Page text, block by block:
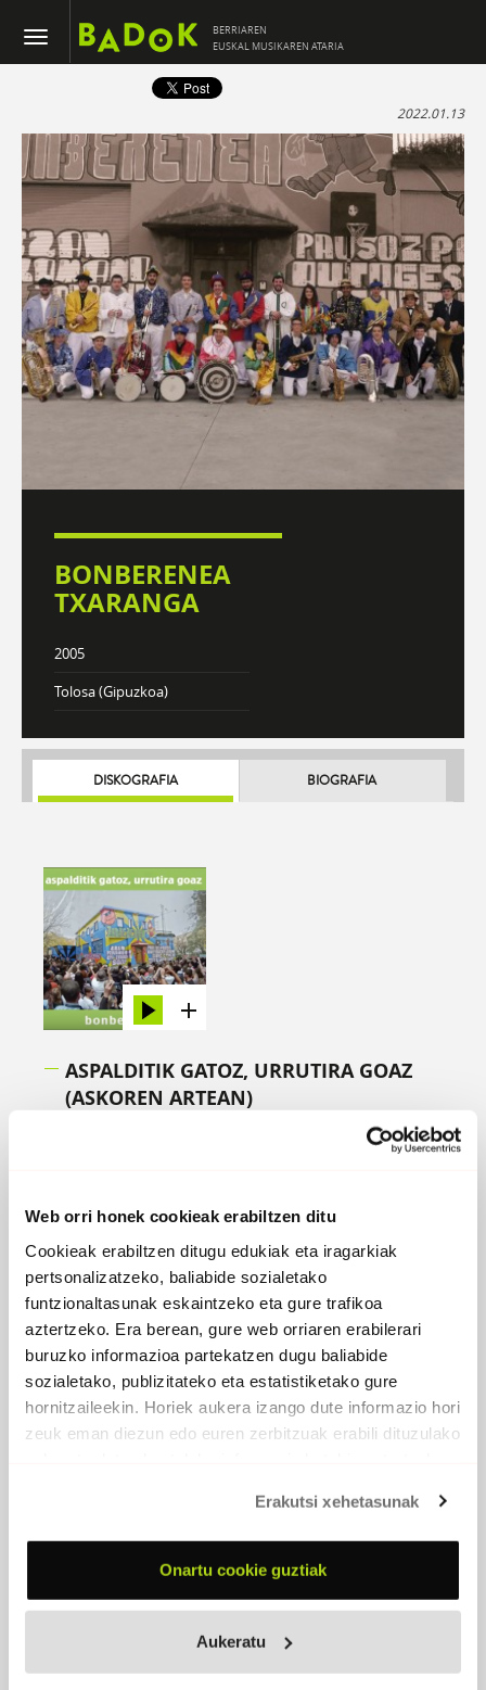
Web orri honek cookieak erabiltzen ditu
Cookieak erabiltzen ditugu edukiak eta iragarkiak
pertsonalizatzeko, baliabide sozialetako
funtzionaltasunak eskaintzeko eta gure trafikoa
aztertzeko. Era berean, gure web orriaren erabilerari
buruzko informazioa partekatzen dugu baliabide
sozialetako, publizitateko eta estatistiketako gure
hornitzaileekin. Horiek aukera izango dute informazio hori
zeuk eman diezun edo euren zerbitzuak erabili dituzulako
Erakutsi xehetasunak
Onartu cookie guztiak
Aukeratu
BERRIAREN
EUSKAL MUSIKAREN ATARIA
2022.01.13
BONBERENEA
TXARANGA
2005
Tolosa (Gipuzkoa)
DISKOGRAFIA BIOGRAFIA
ASPALDITIK GATOZ, URRUTIRA GOAZ
(ASKOREN ARTEAN)
BERRIOZAR